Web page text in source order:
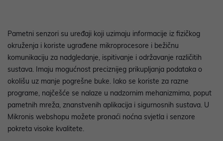
Pametni senzori su uređaji koji uzimaju informacije iz fizičkog
okruženja i koriste ugrađene mikroprocesore i bežičnu
komunikaciju za nadgledanje, ispitivanje i održavanje različitih
sustava. Imaju mogućnost preciznijeg prikupljanja podataka o
okolišu uz manje pogrešne buke. Iako se koriste za razne
programe, najčešće se nalaze u nadzornim mehanizmima, poput
pametnih mreža, znanstvenih aplikacija i sigurnosnih sustava. U
Mikronis webshopu možete pronaći noćna svjetla i senzore
pokreta visoke kvalitete.